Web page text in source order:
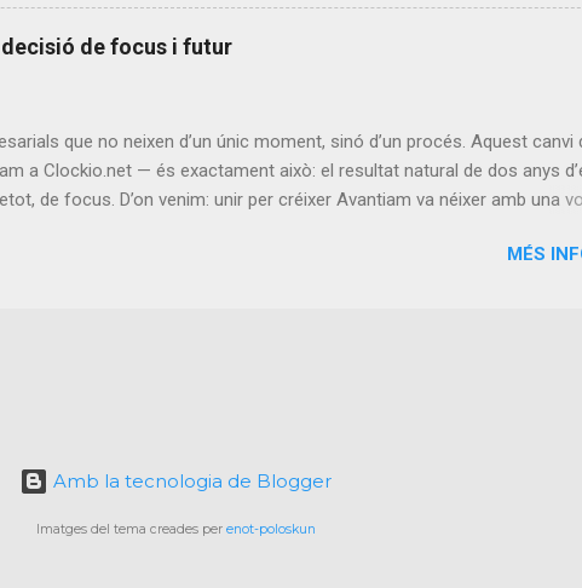
or TPUs to operate effectively. This article introduces a new
that relies on distributed, high-power infrastructures, MicroAI focuses
is to explore how microservices principles, browser-based
de focus i futur
que no neixen d’un únic moment, sinó d’un procés. Aquest canvi
a Clockio.net — és exactament això: el resultat natural de dos anys
de focus. D’on venim: unir per créixer Avantiam va néixer amb una
només una suma de facturació, sinó una suma de coneixement.MÉS
Amb la tecnologia de Blogger
Imatges del tema creades per enot-poloskun